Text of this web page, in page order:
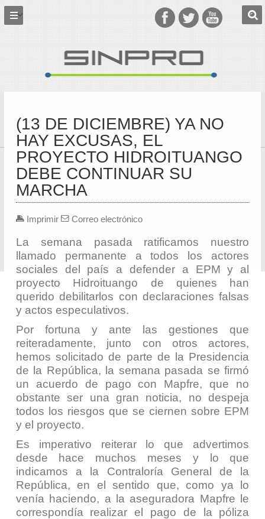
(13 DE DICIEMBRE) YA NO
HAY EXCUSAS, EL
PROYECTO HIDROITUANGO
DEBE CONTINUAR SU
MARCHA
Imprimir Correo electrónico
La semana pasada ratificamos nuestro
llamado permanente a todos los actores
sociales del país a defender a EPM y al
proyecto Hidroituango de quienes han
querido debilitarlos con declaraciones falsas
y actos especulativos.
Por fortuna y ante las gestiones que
reiteradamente, junto con otros actores,
hemos solicitado de parte de la Presidencia
de la República, la semana pasada se firmó
un acuerdo de pago con Mapfre, que no
obstante ser una gran noticia, no despeja
todos los riesgos que se ciernen sobre EPM
y el proyecto.
Es imperativo reiterar lo que advertimos
desde hace muchos meses y lo que
indicamos a la Contraloría General de la
República, en el sentido que, como ya lo
venía haciendo, a la aseguradora Mapfre le
correspondía realizar el pago de la póliza